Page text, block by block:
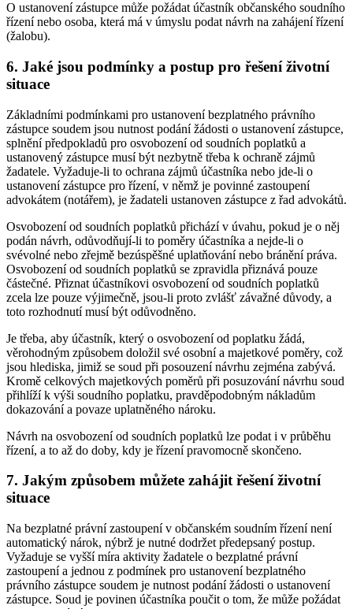
O ustanovení zástupce může požádat účastník občanského soudního
řízení nebo osoba, která má v úmyslu podat návrh na zahájení řízení
(žalobu).
6. Jaké jsou podmínky a postup pro řešení životní
situace
Základními podmínkami pro ustanovení bezplatného právního
zástupce soudem jsou nutnost podání žádosti o ustanovení zástupce,
splnění předpokladů pro osvobození od soudních poplatků a
ustanovený zástupce musí být nezbytně třeba k ochraně zájmů
žadatele. Vyžaduje-li to ochrana zájmů účastníka nebo jde-li o
ustanovení zástupce pro řízení, v němž je povinné zastoupení
advokátem (notářem), je žadateli ustanoven zástupce z řad advokátů.
Osvobození od soudních poplatků přichází v úvahu, pokud je o něj
podán návrh, odůvodňují-li to poměry účastníka a nejde-li o
svévolné nebo zřejmě bezúspěšné uplatňování nebo bránění práva.
Osvobození od soudních poplatků se zpravidla přiznává pouze
částečné. Přiznat účastníkovi osvobození od soudních poplatků
zcela lze pouze výjimečně, jsou-li proto zvlášť závažné důvody, a
toto rozhodnutí musí být odůvodněno.
Je třeba, aby účastník, který o osvobození od poplatku žádá,
věrohodným způsobem doložil své osobní a majetkové poměry, což
jsou hlediska, jimiž se soud při posouzení návrhu zejména zabývá.
Kromě celkových majetkových poměrů při posuzování návrhu soud
přihlíží k výši soudního poplatku, pravděpodobným nákladům
dokazování a povaze uplatněného nároku.
Návrh na osvobození od soudních poplatků lze podat i v průběhu
řízení, a to až do doby, kdy je řízení pravomocně skončeno.
7. Jakým způsobem můžete zahájit řešení životní
situace
Na bezplatné právní zastoupení v občanském soudním řízení není
automatický nárok, nýbrž je nutné dodržet předepsaný postup.
Vyžaduje se vyšší míra aktivity žadatele o bezplatné právní
zastoupení a jednou z podmínek pro ustanovení bezplatného
právního zástupce soudem je nutnost podání žádosti o ustanovení
zástupce. Soud je povinen účastníka poučit o tom, že může požádat